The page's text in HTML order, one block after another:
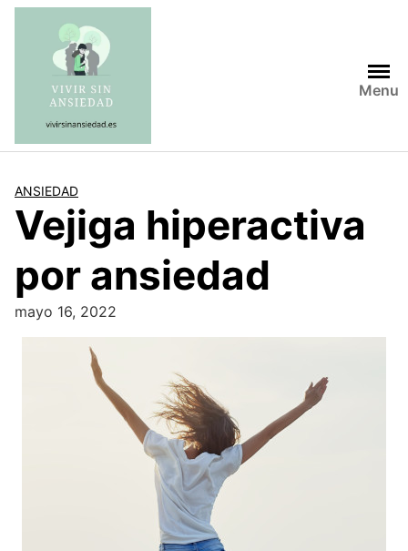
Saltar
contenido
Menu
ANSIEDAD
Vejiga hiperactiva
por ansiedad
mayo 16, 2022